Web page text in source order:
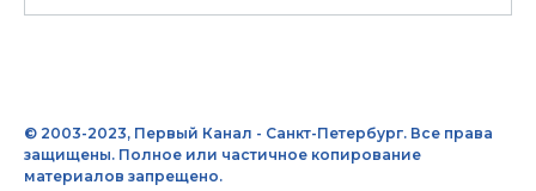
© 2003-2023, Первый Канал - Санкт-Петербург. Все права
защищены. Полное или частичное копирование
материалов запрещено.